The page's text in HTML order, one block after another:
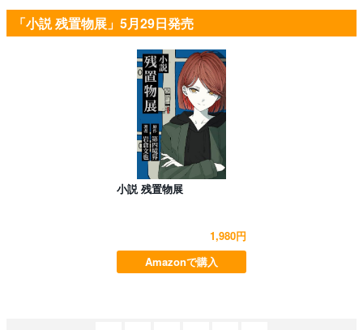
「小説 残置物展」5月29日発売
小説 残置物展
1,980円
Amazonで購入